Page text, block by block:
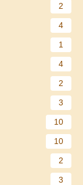
2
4
1
4
2
3
10
10
2
3